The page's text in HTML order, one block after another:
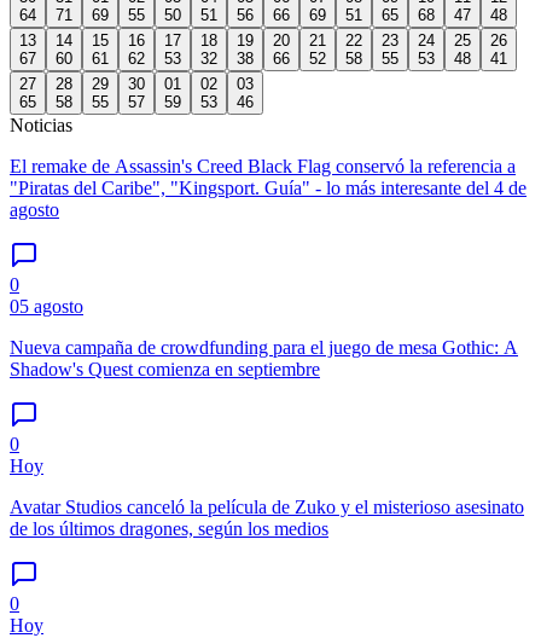
64
71
69
55
50
51
56
66
69
51
65
68
47
48
13
67
14
60
15
61
16
62
17
53
18
32
19
38
20
66
21
52
22
58
23
55
24
53
25
48
26
41
27
65
28
58
29
55
30
57
01
59
02
53
03
46
Noticias
El remake de Assassin's Creed Black Flag conservó la referencia a
"Piratas del Caribe", "Kingsport. Guía" - lo más interesante del 4 de
agosto
0
05 agosto
Nueva campaña de crowdfunding para el juego de mesa Gothic: A
Shadow's Quest comienza en septiembre
0
Hoy
Avatar Studios canceló la película de Zuko y el misterioso asesinato
de los últimos dragones, según los medios
0
Hoy